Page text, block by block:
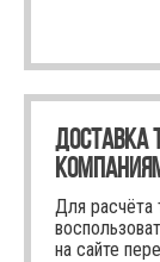
ДОСТАВКА
Для
на сайте